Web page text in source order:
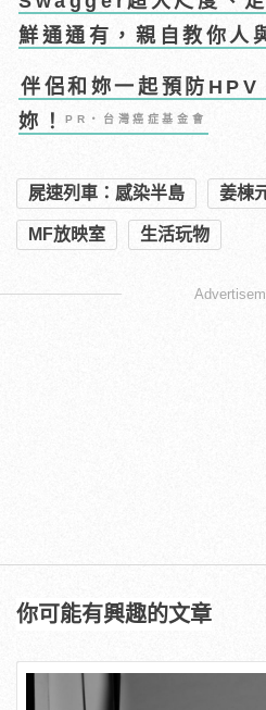
鮮通通有，親自教你人
伴侶和妳一起預防HPV
妳！PR・台灣癌症基金會
屍速列車：感染半島 姜棟
MF放映室 生活玩物
你可能有興趣的文章